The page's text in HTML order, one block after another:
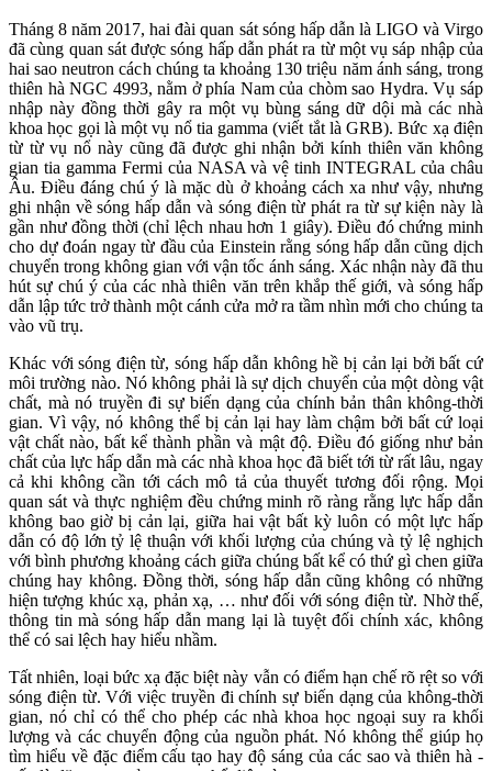
Tháng 8 năm 2017, hai đài quan sát sóng hấp dẫn là LIGO và Virgo
đã cùng quan sát được sóng hấp dẫn phát ra từ một vụ sáp nhập của
hai sao neutron cách chúng ta khoảng 130 triệu năm ánh sáng, trong
thiên hà NGC 4993, nằm ở phía Nam của chòm sao Hydra. Vụ sáp
nhập này đồng thời gây ra một vụ bùng sáng dữ dội mà các nhà
khoa học gọi là một vụ nổ tia gamma (viết tắt là GRB). Bức xạ điện
từ từ vụ nổ này cũng đã được ghi nhận bởi kính thiên văn không
gian tia gamma Fermi của NASA và vệ tinh INTEGRAL của châu
Âu. Điều đáng chú ý là mặc dù ở khoảng cách xa như vậy, nhưng
ghi nhận về sóng hấp dẫn và sóng điện từ phát ra từ sự kiện này là
gần như đồng thời (chỉ lệch nhau hơn 1 giây). Điều đó chứng minh
cho dự đoán ngay từ đầu của Einstein rằng sóng hấp dẫn cũng dịch
chuyển trong không gian với vận tốc ánh sáng. Xác nhận này đã thu
hút sự chú ý của các nhà thiên văn trên khắp thế giới, và sóng hấp
dẫn lập tức trở thành một cánh cửa mở ra tầm nhìn mới cho chúng ta
vào vũ trụ.
Khác với sóng điện từ, sóng hấp dẫn không hề bị cản lại bởi bất cứ
môi trường nào. Nó không phải là sự dịch chuyển của một dòng vật
chất, mà nó truyền đi sự biến dạng của chính bản thân không-thời
gian. Vì vậy, nó không thể bị cản lại hay làm chậm bởi bất cứ loại
vật chất nào, bất kể thành phần và mật độ. Điều đó giống như bản
chất của lực hấp dẫn mà các nhà khoa học đã biết tới từ rất lâu, ngay
cả khi không cần tới cách mô tả của thuyết tương đối rộng. Mọi
quan sát và thực nghiệm đều chứng minh rõ ràng rằng lực hấp dẫn
không bao giờ bị cản lại, giữa hai vật bất kỳ luôn có một lực hấp
dẫn có độ lớn tỷ lệ thuận với khối lượng của chúng và tỷ lệ nghịch
với bình phương khoảng cách giữa chúng bất kể có thứ gì chen giữa
chúng hay không. Đồng thời, sóng hấp dẫn cũng không có những
hiện tượng khúc xạ, phản xạ, … như đối với sóng điện từ. Nhờ thế,
thông tin mà sóng hấp dẫn mang lại là tuyệt đối chính xác, không
thể có sai lệch hay hiểu nhầm.
Tất nhiên, loại bức xạ đặc biệt này vẫn có điểm hạn chế rõ rệt so với
sóng điện từ. Với việc truyền đi chính sự biến dạng của không-thời
gian, nó chỉ có thể cho phép các nhà khoa học ngoại suy ra khối
lượng và các chuyển động của nguồn phát. Nó không thể giúp họ
tìm hiểu về đặc điểm cấu tạo hay độ sáng của các sao và thiên hà -